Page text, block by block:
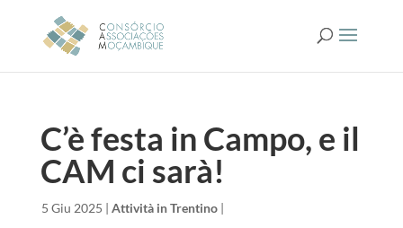
C’è festa in Campo, e il
CAM ci sarà!
5 Giu 2025 | Attività in Trentino|